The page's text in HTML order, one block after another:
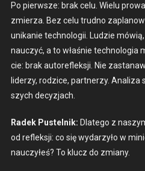
Po pier­wsze: brak celu. Wielu
zmierza. Bez celu trud­no
unikanie tech­nologii. Ludzie
nauczyć, a to właśnie tech­nolo­gia
cie: brak autore­flek­sji. Nie
lid­erzy, rodz­ice, part­nerzy.
szych decyz­jach.
Radek Pustel­nik: Dlat­ego z
od reflek­sji: co się wydarzyło w
nauczyłeś? To klucz do zmi­any.